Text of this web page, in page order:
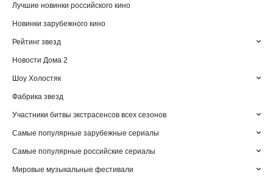
Лучшие новинки российского кино
Новинки зарубежного кино
Рейтинг звезд
Новости Дома 2
Шоу Холостяк
Фабрика звезд
Участники битвы экстрасенсов всех сезонов
Самые популярные зарубежные сериалы
Самые популярные российские сериалы
Мировые музыкальные фестивали